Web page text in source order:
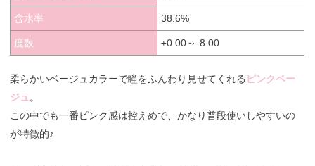
含水率 38.6%
度数 ±0.00～-8.00
柔らかいベージュカラーで瞳をふんわり見せてくれる ピンクベー
ジュ 。
この中でも一番ピンク感は控えめで、かなり普段使いしやすいの
が特徴的♪